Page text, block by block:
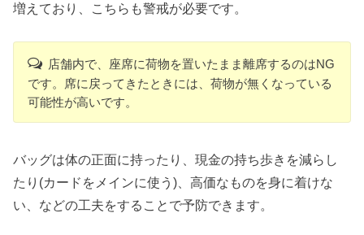
増えており、こちらも警戒が必要です。
店舗内で、座席に荷物を置いたまま離席するのはNG
です。席に戻ってきたときには、荷物が無くなっている
可能性が高いです。
バッグは体の正面に持ったり、現金の持ち歩きを減らし
たり(カードをメインに使う)、高価なものを身に着けな
い、などの工夫をすることで予防できます。